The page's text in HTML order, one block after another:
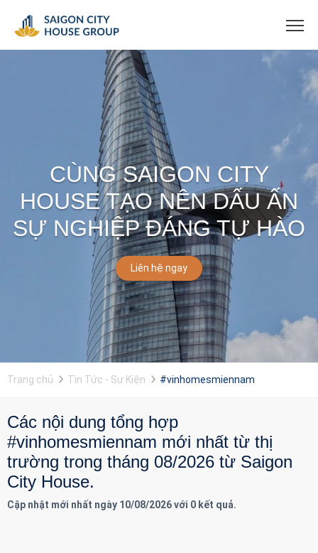
CÙNG SAIGON CITY
HOUSE TẠO NÊN DẤU ẤN
SỰ NGHIỆP ĐÁNG TỰ HÀO
Liên hệ ngay
Trang chủ Tin Tức - Sự Kiện #vinhomesmiennam
Các nội dung tổng hợp
#vinhomesmiennam mới nhất từ thị
trường trong tháng 08/2026 từ Saigon
City House.
Cập nhật mới nhất ngày 10/08/2026 với 0 kết quả.